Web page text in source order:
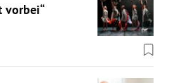
vorbei“